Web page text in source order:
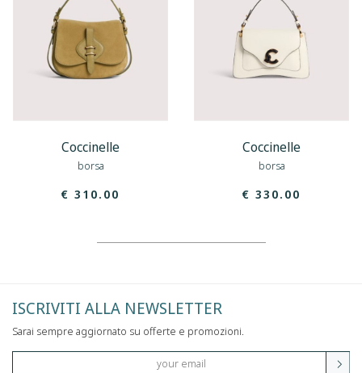
Coccinelle
borsa
€ 310.00
Coccinelle
borsa
€ 330.00
ISCRIVITI ALLA NEWSLETTER
Sarai sempre aggiornato su offerte e promozioni.